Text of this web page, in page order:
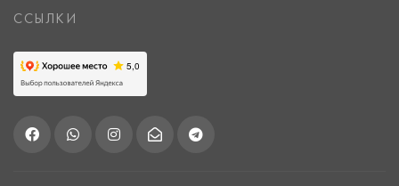
ССЫЛКИ